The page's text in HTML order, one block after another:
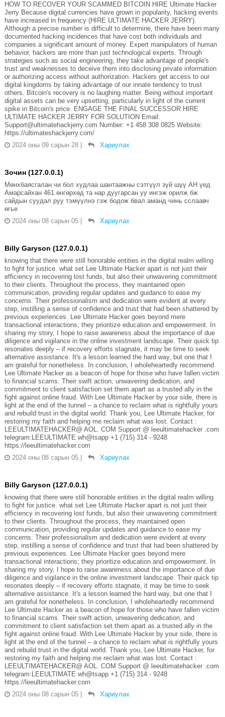
HOW TO RECOVER YOUR SCAMMED BITCOIN HIRE Ultimate Hacker
Jerry Because digital currencies have grown in popularity, hacking events
have increased in frequency (HIRE ULTIMATE HACKER JERRY).
Although a precise number is difficult to determine, there have been many
documented hacking incidences that have cost both individuals and
companies a significant amount of money. Expert manipulators of human
behavior, hackers are more than just technological experts. Through
strategies such as social engineering, they take advantage of people's
trust and weaknesses to deceive them into disclosing private information
or authorizing access without authorization. Hackers get access to our
digital kingdoms by taking advantage of our innate tendency to trust
others. Bitcoin's recovery is no laughing matter. Being without important
digital assets can be very upsetting, particularly in light of the current
spike in Bitcoin's price. ENGAGE THE FINAL SUCCESSOR HIRE
ULTIMATE HACKER JERRY FOR SOLUTION Email:
Support@ultimatehackjerry.com Number: +1 458 308 0825 Website:
https://ultimateshackjerry.com/
2024 оны 09 сарын 28
Хариулах
Зочин (127.0.0.1)
Мөнхбаясгалан чи бол худлаа шантаажны сэтгүүл зүй шүү АН үед
Амарсайхан 461 өнгөрхөд та нар дуугарсан уу ингэж орилж бж
сайдын суудал руу тэмүүлнэ гэж бодож бвал аманд чинь сслаавч
өгье
2024 оны 08 сарын 05
Хариулах
Billy Garyson (127.0.0.1)
knowing that there were still honorable entities in the digital realm willing
to fight for justice. what set Lee Ultimate Hacker apart is not just their
efficiency in recovering lost funds, but also their unwavering commitment
to their clients. Throughout the process, they maintained open
communication, providing regular updates and guidance to ease my
concerns. Their professionalism and dedication were evident at every
step, instilling a sense of confidence and trust that had been shattered by
previous experiences. Lee Ultimate Hacker goes beyond mere
transactional interactions; they prioritize education and empowerment. In
sharing my story, I hope to raise awareness about the importance of due
diligence and vigilance in the online investment landscape. Their quick tip
resonates deeply – if recovery efforts stagnate, it may be time to seek
alternative assistance. It's a lesson learned the hard way, but one that I
am grateful for nonetheless. In conclusion, I wholeheartedly recommend
Lee Ultimate Hacker as a beacon of hope for those who have fallen victim
to financial scams. Their swift action, unwavering dedication, and
commitment to client satisfaction set them apart as a trusted ally in the
fight against online fraud. With Lee Ultimate Hacker by your side, there is
light at the end of the tunnel – a chance to reclaim what is rightfully yours
and rebuild trust in the digital world. Thank you, Lee Ultimate Hacker, for
restoring my faith and helping me reclaim what was lost. Contact :
LEEULTIMATEHACKER@ AOL. COM Support @ leeultimatehacker .com
telegram:LEEULTIMATE wh@tsapp +1 (715) 314 - 9248
https://leeultimatehacker.com
2024 оны 08 сарын 05
Хариулах
Billy Garyson (127.0.0.1)
knowing that there were still honorable entities in the digital realm willing
to fight for justice. what set Lee Ultimate Hacker apart is not just their
efficiency in recovering lost funds, but also their unwavering commitment
to their clients. Throughout the process, they maintained open
communication, providing regular updates and guidance to ease my
concerns. Their professionalism and dedication were evident at every
step, instilling a sense of confidence and trust that had been shattered by
previous experiences. Lee Ultimate Hacker goes beyond mere
transactional interactions; they prioritize education and empowerment. In
sharing my story, I hope to raise awareness about the importance of due
diligence and vigilance in the online investment landscape. Their quick tip
resonates deeply – if recovery efforts stagnate, it may be time to seek
alternative assistance. It's a lesson learned the hard way, but one that I
am grateful for nonetheless. In conclusion, I wholeheartedly recommend
Lee Ultimate Hacker as a beacon of hope for those who have fallen victim
to financial scams. Their swift action, unwavering dedication, and
commitment to client satisfaction set them apart as a trusted ally in the
fight against online fraud. With Lee Ultimate Hacker by your side, there is
light at the end of the tunnel – a chance to reclaim what is rightfully yours
and rebuild trust in the digital world. Thank you, Lee Ultimate Hacker, for
restoring my faith and helping me reclaim what was lost. Contact :
LEEULTIMATEHACKER@ AOL. COM Support @ leeultimatehacker .com
telegram:LEEULTIMATE wh@tsapp +1 (715) 314 - 9248
https://leeultimatehacker.com
2024 оны 08 сарын 05
Хариулах